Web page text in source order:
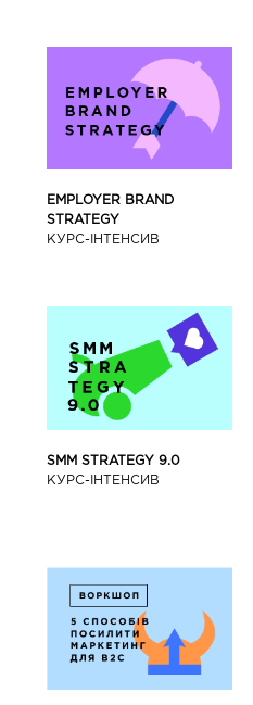
EMPLOYER BRAND
STRATEGY
КУРС-IНТЕНСИВ
SMM STRATEGY 9.0
КУРС-IНТЕНСИВ